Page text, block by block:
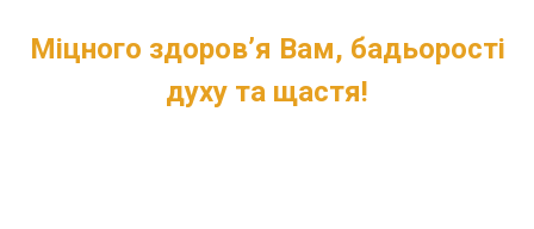
Міцного здоров’я Вам, бадьорості
духу та щастя!